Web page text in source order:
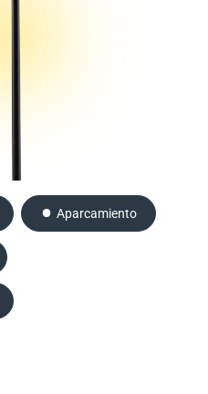
Aparcamiento